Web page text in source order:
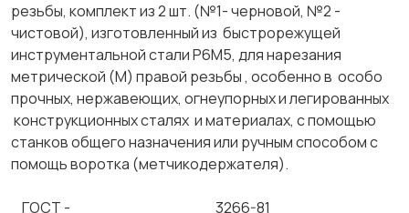
резьбы, комплект из 2 шт. (№1- черновой, №2 -
чистовой), изготовленный из быстрорежущей
инструментальной стали Р6М5, для нарезания
метрической (М) правой резьбы , особенно в особо
прочных, нержавеющих, огнеупорных и легированных
конструкционных сталях и материалах, с помощью
станков общего назначения или ручным способом с
помощь воротка (метчикодержателя).
ГОСТ - 3266-81